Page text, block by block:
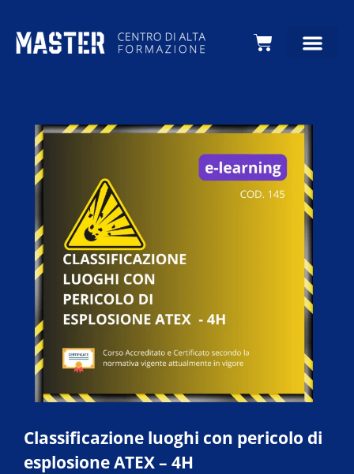
Carrello
Classificazione luoghi con pericolo di
esplosione ATEX – 4H